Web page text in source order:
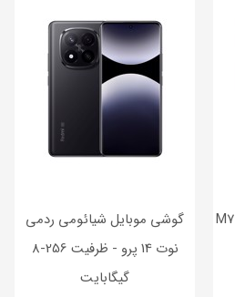
گوشی موبایل شیائومی پوکو M7
گوشی موبایل شیائومی ردمی
نوت 14 پرو - ظرفیت 256-8
گیگابایت